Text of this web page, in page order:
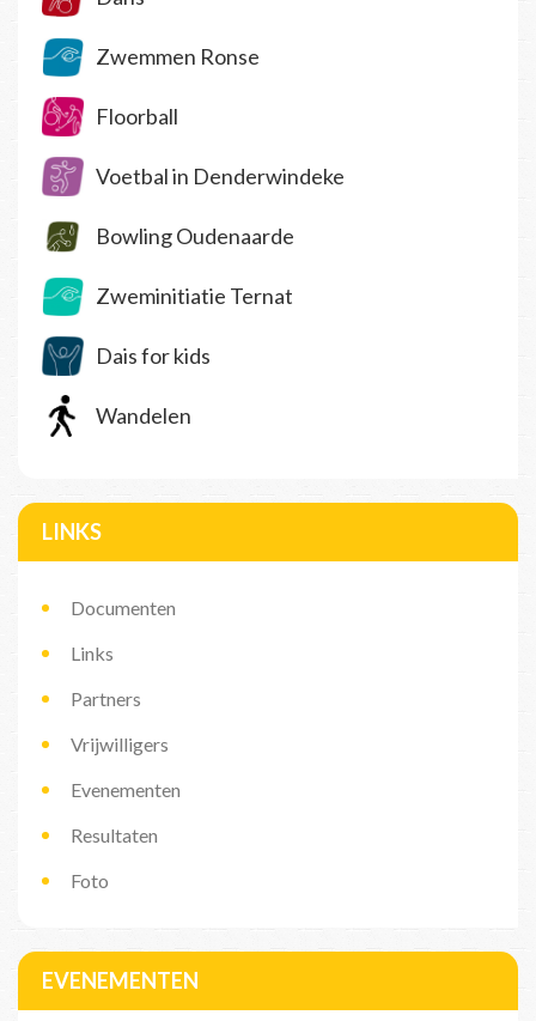
Zwemmen Ronse
Floorball
Voetbal in Denderwindeke
Bowling Oudenaarde
Zweminitiatie Ternat
Dais for kids
Wandelen
LINKS
Documenten
Links
Partners
Vrijwilligers
Evenementen
Resultaten
Foto
EVENEMENTEN